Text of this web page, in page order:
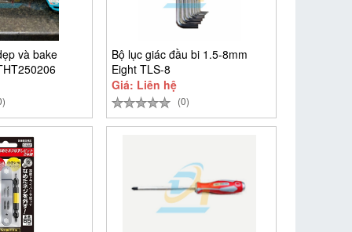
và bake
Bộ lục giác đầu bi 1.5-8mm
Eight TLS-8
Giá: Liên hệ
(0)